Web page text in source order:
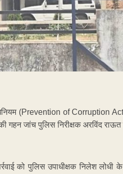
(Prevention of Corruption
जांच पुलिस निरीक्षक अरविंद राऊत
को पुलिस उपाधीक्षक निलेश